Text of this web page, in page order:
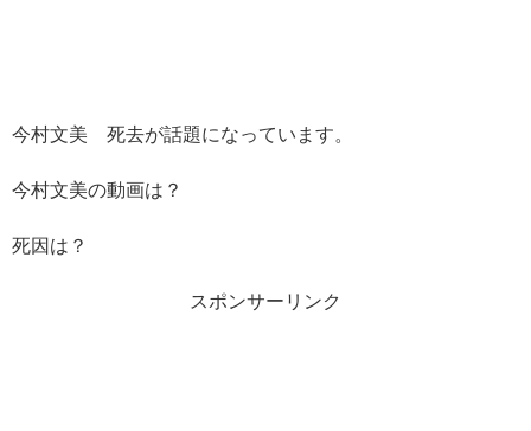
今村文美 死去が話題になっています。
今村文美の動画は？
死因は？
スポンサーリンク